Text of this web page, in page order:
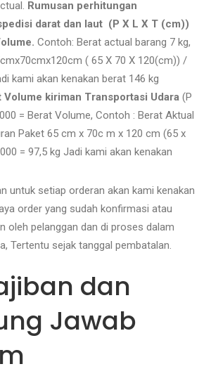
Rumusan perhitungan
darat dan laut (P X L X T (cm))
Contoh: Berat actual barang 7 kg,
( 65 X 70 X 120(cm)) /
kami akan kenakan berat 146 kg
Volume kiriman Transportasi Udara(P
= Berat Volume, Contoh : Berat Aktual
Paket 65 cm x 70c m x 120 cm (65 x
= 97,5 kg Jadi kami akan kenakan
untuk setiap orderan akan kami kenakan
order yang sudah konfirmasi atau
oleh pelanggan dan di proses dalam
Tertentu sejak tanggal pembatalan.
dan
Jawab